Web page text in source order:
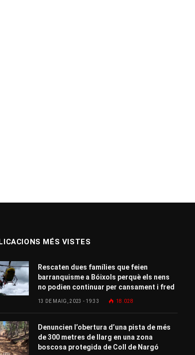
MÉS VISTES
Rescaten dues famílies que feien
barranquisme a Bóixols perquè els nens
no podien continuar per cansament i fred
13 DE MAIG, 2023 - 19:33 18.028
Denuncien l’obertura d’una pista de més
de 300 metres de llarg en una zona
boscosa protegida de Coll de Nargó